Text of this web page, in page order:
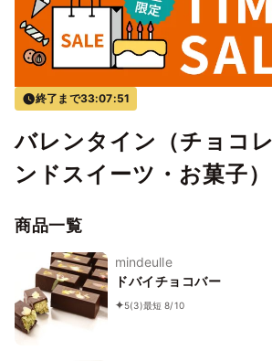
終了まで33:07:51
バレンタイン（チョコ
ンドスイーツ・お菓子）
商品一覧
mindeulle
ドバイチョコバー
5(3)最短 8/10